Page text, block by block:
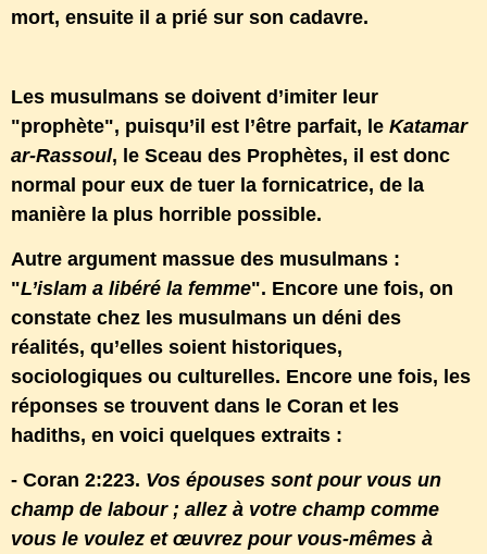
mort, ensuite il a prié sur son cadavre.
Les musulmans se doivent d’imiter leur
"prophète", puisqu’il est l’être parfait, le Katamar
ar-Rassoul, le Sceau des Prophètes, il est donc
normal pour eux de tuer la fornicatrice, de la
manière la plus horrible possible.
Autre argument massue des musulmans :
"L’islam a libéré la femme". Encore une fois, on
constate chez les musulmans un déni des
réalités, qu’elles soient historiques,
sociologiques ou culturelles. Encore une fois, les
réponses se trouvent dans le Coran et les
hadiths, en voici quelques extraits :
- Coran 2:223. Vos épouses sont pour vous un
champ de labour ; allez à votre champ comme
vous le voulez et œuvrez pour vous-mêmes à